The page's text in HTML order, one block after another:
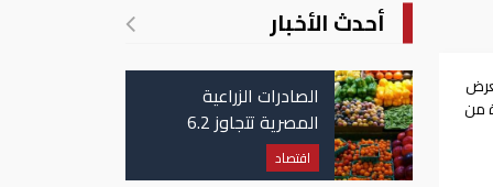
من
أحدث الأخبار
الصادرات الزراعية
المصرية تتجاوز 6.2
مليون طن حتى الآن
اقتصاد